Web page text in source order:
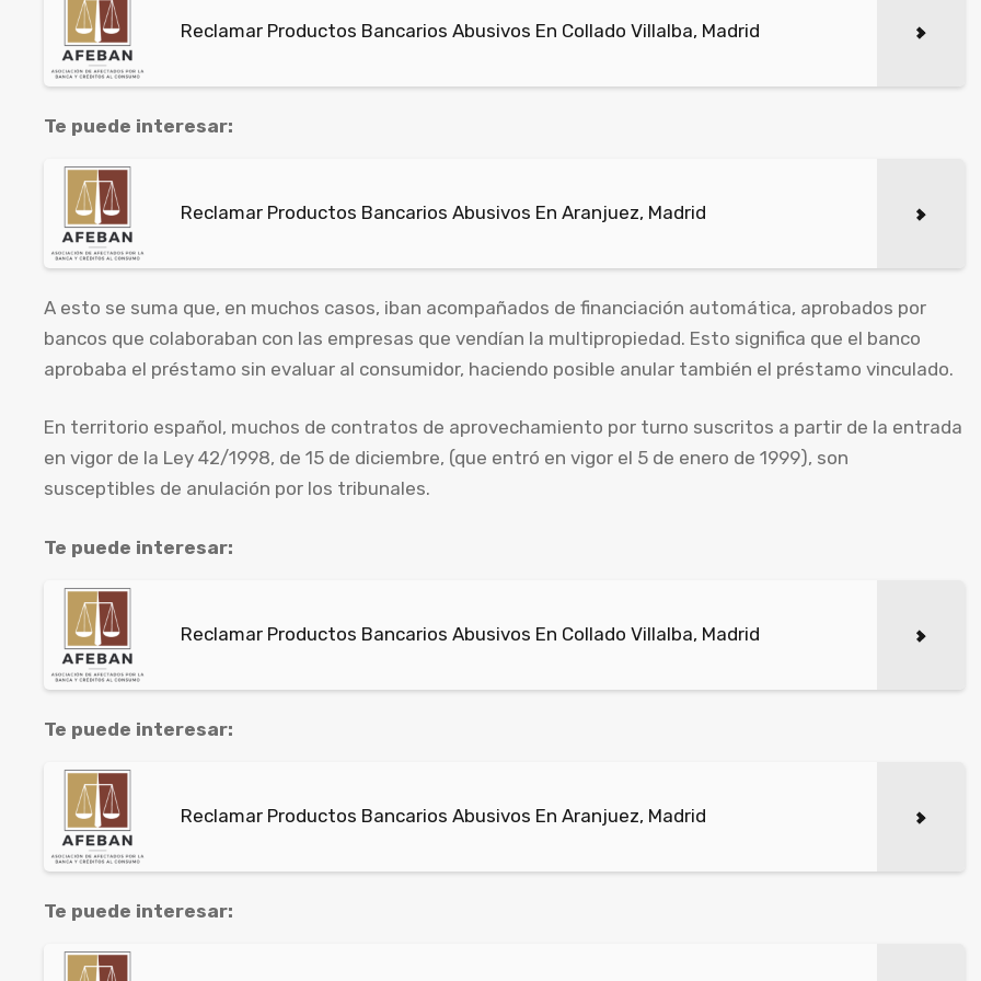
Reclamar Productos Bancarios Abusivos En Collado Villalba, Madrid
Te puede interesar:
Reclamar Productos Bancarios Abusivos En Aranjuez, Madrid
A esto se suma que, en muchos casos, iban acompañados de financiación automática, aprobados por
bancos que colaboraban con las empresas que vendían la multipropiedad. Esto significa que el banco
aprobaba el préstamo sin evaluar al consumidor, haciendo posible anular también el préstamo vinculado.
En territorio español, muchos de contratos de aprovechamiento por turno suscritos a partir de la entrada
en vigor de la Ley 42/1998, de 15 de diciembre, (que entró en vigor el 5 de enero de 1999), son
susceptibles de anulación por los tribunales.
Te puede interesar:
Reclamar Productos Bancarios Abusivos En Collado Villalba, Madrid
Te puede interesar:
Reclamar Productos Bancarios Abusivos En Aranjuez, Madrid
Te puede interesar: